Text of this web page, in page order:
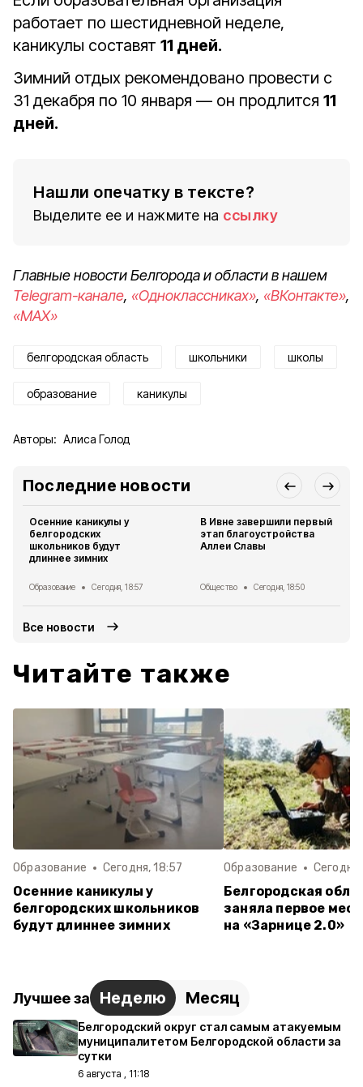
работает по шестидневной неделе,
каникулы составят 11 дней.
Зимний отдых рекомендовано провести с
31 декабря по 10 января — он продлится 11
дней.
Нашли опечатку в тексте?
Выделите ее и нажмите на ссылку
Главные новости Белгорода и области в нашем
Telegram-канале, «Одноклассниках», «ВКонтакте»,
«MAX»
белгородская область школьники школы
образование каникулы
Авторы: Алиса Голод
Последние новости
Осенние каникулы у
белгородских
школьников будут
длиннее зимних
Образование Сегодня, 18:57
В Ивне завершили первый
этап благоустройства
Аллеи Славы
Общество Сегодня, 18:50
Все новости
Читайте также
Образование Сегодня, 18:57
Осенние каникулы у
белгородских школьников
будут длиннее зимних
Образование
Белгородская
заняла первое
на «Зарнице 2.0»
Лучшее за Неделю Месяц
Белгородский округ стал самым атакуемым
муниципалитетом Белгородской области за
сутки
6 августа , 11:18